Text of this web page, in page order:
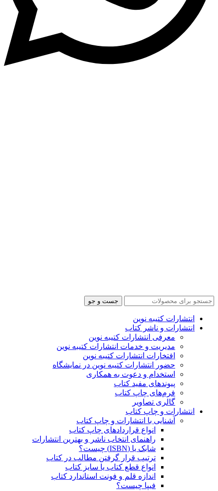
جست و جو
انتشارات کتیبه نوین
انتشارات و ناشر کتاب
معرفی انتشارات کتیبه نوین
مدیریت و خدمات انتشارات کتیبه نوین
افتخارات انتشارات کتیبه نوین
حضور انتشارات کتیبه نوین در نمایشگاه‌
استخدام و دعوت به همکاری
پیوندهای مفید کتاب
فرم‌های چاپ کتاب
گالری تصاویر
انتشارات و چاپ کتاب
آشنایی با انتشارات و چاپ کتاب
انواع قراردادهای چاپ کتاب
راهنمای انتخاب ناشر و بهترین انتشارات
شابک یا (ISBN) چیست؟
ترتیب قرار گرفتن مطالب در کتاب
انواع قطع کتاب یا سایز کتاب
اندازه قلم و فونت استاندارد کتاب
فیپا چیست؟